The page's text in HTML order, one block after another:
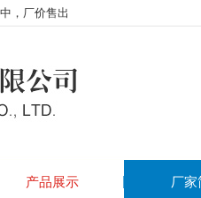
，厂价售出
产品展示 厂家